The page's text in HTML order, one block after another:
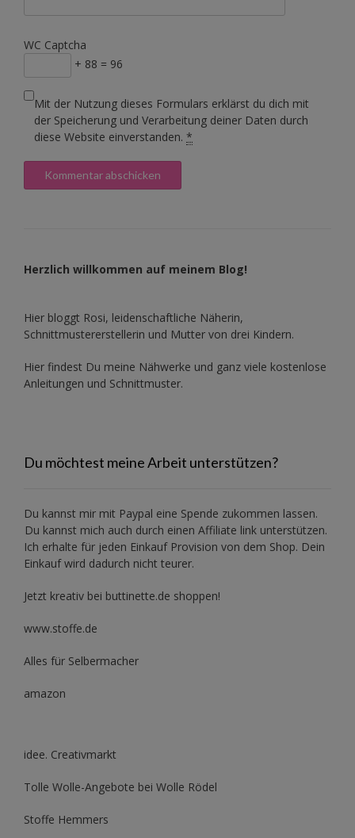
WC Captcha
+ 88 = 96
Mit der Nutzung dieses Formulars erklärst du dich mit
der Speicherung und Verarbeitung deiner Daten durch
diese Website einverstanden. *
Herzlich willkommen auf meinem Blog!
Hier bloggt Rosi, leidenschaftliche Näherin,
Schnittmustererstellerin und Mutter von drei Kindern.
Hier findest Du meine Nähwerke und ganz viele kostenlose
Anleitungen und Schnittmuster.
Du möchtest meine Arbeit unterstützen?
Du kannst mir mit Paypal eine Spende zukommen lassen.
Du kannst mich auch durch einen Affiliate link unterstützen.
Ich erhalte für jeden Einkauf Provision von dem Shop. Dein
Einkauf wird dadurch nicht teurer.
Jetzt kreativ bei buttinette.de shoppen!
www.stoffe.de
Alles für Selbermacher
amazon
idee. Creativmarkt
Tolle Wolle-Angebote bei Wolle Rödel
Stoffe Hemmers